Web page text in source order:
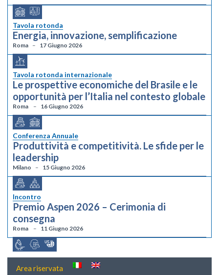
Tavola rotonda
Energia, innovazione, semplificazione
Roma 17 Giugno 2026
Tavola rotonda internazionale
Le prospettive economiche del Brasile e le
opportunità per l’Italia nel contesto globale
Roma 16 Giugno 2026
Conferenza Annuale
Produttività e competitività. Le sfide per le
leadership
Milano 15 Giugno 2026
Incontro
Premio Aspen 2026 – Cerimonia di
consegna
Roma 11 Giugno 2026
Area riservata